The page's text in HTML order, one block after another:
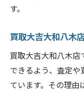
す。
買取大吉大和八木
買取大吉大和八木
できるよう、査定や
ています。その理由